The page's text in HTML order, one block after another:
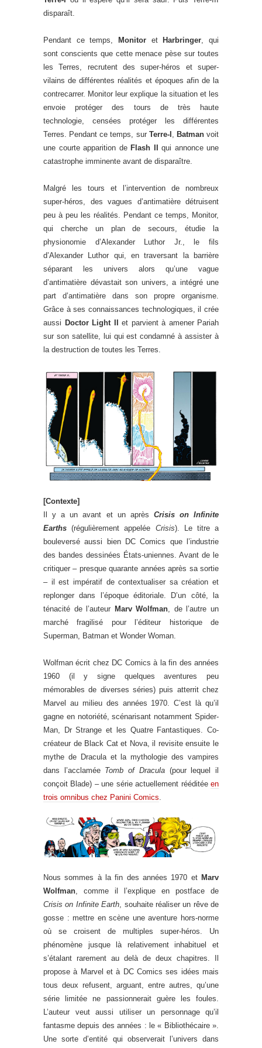
disparaît.
Pendant ce temps, Monitor et Harbringer, qui
sont conscients que cette menace pèse sur toutes
les Terres, recrutent des super-héros et super-
vilains de différentes réalités et époques afin de la
contrecarrer. Monitor leur explique la situation et les
envoie protéger des tours de très haute
technologie, censées protéger les différentes
Terres. Pendant ce temps, sur Terre-I , Batmanvoit
une courte apparition de Flash II
qui annonce une
catastrophe imminente avant de disparaître.
Malgré les tours et l’intervention de nombreux
super-héros, des vagues d’antimatière détruisent
peu à peu les réalités. Pendant ce temps, Monitor,
qui cherche un plan de secours, étudie la
physionomie d’Alexander Luthor Jr., le fils
d’Alexander Luthor qui, en traversant la barrière
séparant les univers alors qu’une vague
d’antimatière dévastait son univers, a intégré une
part d’antimatière dans son propre organisme.
Grâce à ses connaissances technologiques, il crée
aussi Doctor Light II
et parvient à amener Pariah
sur son satellite, lui qui est condamné à assister à
la destruction de toutes les Terres.
[Contexte]
Il y a un avant et un après Crisis on Infinite
Earths (régulièrement appelée Crisis). Le titre a
bouleversé aussi bien DC Comics que l’industrie
des bandes dessinées États-uniennes. Avant de le
critiquer – presque quarante années après sa sortie
– il est impératif de contextualiser sa création et
replonger dans l’époque éditoriale. D’un côté, la
ténacité de l’auteur Marv Wolfman , de l’autre un
marché fragilisé pour l’éditeur historique de
Superman, Batman et Wonder Woman.
Wolfman écrit chez DC Comics à la fin des années
1960 (il y signe quelques aventures peu
mémorables de diverses séries) puis atterrit chez
Marvel au milieu des années 1970. C’est là qu’il
gagne en notoriété, scénarisant notamment Spider-
Man, Dr Strange et les Quatre Fantastiques. Co-
créateur de Black Cat et Nova, il revisite ensuite le
mythe de Dracula et la mythologie des vampires
dans l’acclamée Tomb of Dracula(pour lequel il
conçoit Blade) – une série actuellement rééditée en
trois omnibus chez Panini Comics
Nous sommes à la fin des années 1970 et Marv
Wolfman , comme il l’explique en postface de
Crisis on Infinite Earth , souhaite réaliser un rêve de
gosse : mettre en scène une aventure hors-norme
où se croisent de multiples super-héros. Un
phénomène jusque là relativement inhabituel et
s’étalant rarement au delà de deux chapitres. Il
propose à Marvel et à DC Comics ses idées mais
tous deux refusent, arguant, entre autres, qu’une
série limitée ne passionnerait guère les foules.
L’auteur veut aussi utiliser un personnage qu’il
fantasme depuis des années : le « Bibliothécaire ».
Une sorte d’entité qui observerait l’univers dans